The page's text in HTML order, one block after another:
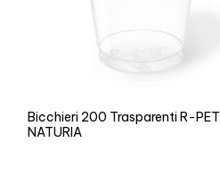
Bicchieri 200 Trasparenti R-PET
NATURIA